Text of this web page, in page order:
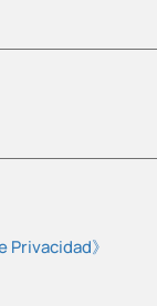
Privacidad》